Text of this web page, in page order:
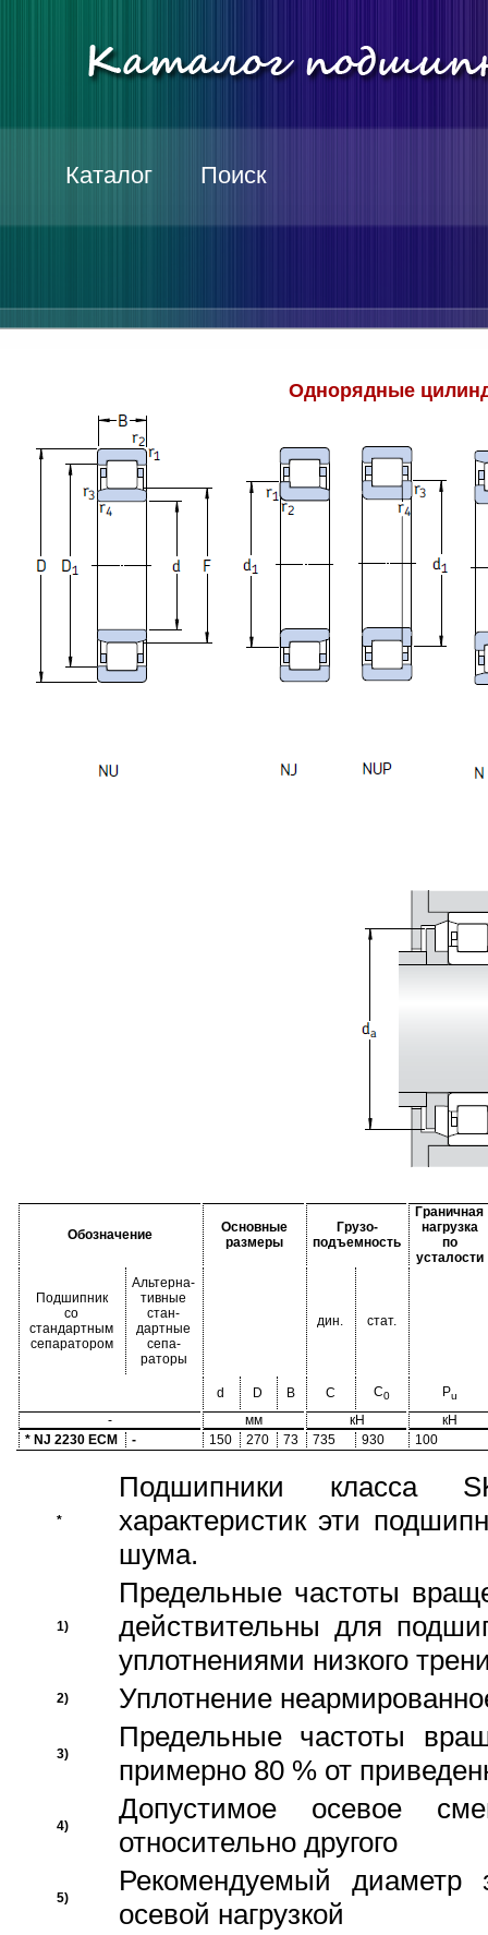
Каталог Поиск
Однорядные
Обозначение
Основные
размеры
Грузо-
подъемность
Граничная
нагрузка
по
усталости
Подшипник
со
стандартным
сепаратором
Альтерна-
тивные
стан-
дартные
сепа-
раторы
дин. стат.
d D B C C0 Pu
- мм кН
кН
* NJ 2230 ECM
- 150 270 73 735 930 100
*
Подшипники класса
характеристик эти
шума.
1)
Предельные частоты
действительны для
уплотнениями низкого
2) Уплотнение
3)
Предельные частоты
примерно 80 % от
4)
Допустимое осевое
относительно другого
5)
Рекомендуемый диаметр
осевой нагрузкой